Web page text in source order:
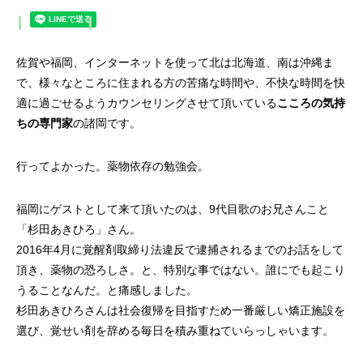
佐賀や福岡、インターネットを使って北は北海道、南は沖縄ま
で、様々なところに住まれる方の苦痛な時間や、不快な時間を快
適に過ごせるようカウンセリングさせて頂いているこころの気持
ちの専門家の諸岡です。
行ってよかった。薬物依存の勉強会。
福岡にゲストとして来て頂いたのは、9代目歌のお兄さんこと
「杉田あきひろ」さん。
2016年4月に覚醒剤取締り法違反で逮捕されるまでのお話をして
頂き、薬物の恐ろしさ。と、特別な事ではない。誰にでも起こり
うることなんだ。と痛感しました。
杉田あきひろさんは社会復帰を目指すため一番厳しい矯正施設を
選び、覚せい剤を辞める毎日を積み重ねていらっしゃいます。